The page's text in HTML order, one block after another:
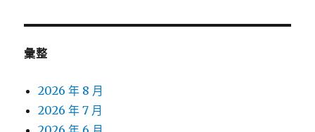
彙整
2026 年 8 月
2026 年 7 月